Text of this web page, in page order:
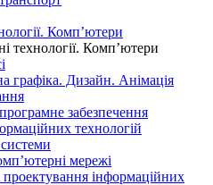
Комп’ютери
технології. Комп’ютери
графіка. Дизайн. Анімація
забезпечення
технологій
мережі
проектування інформаційних